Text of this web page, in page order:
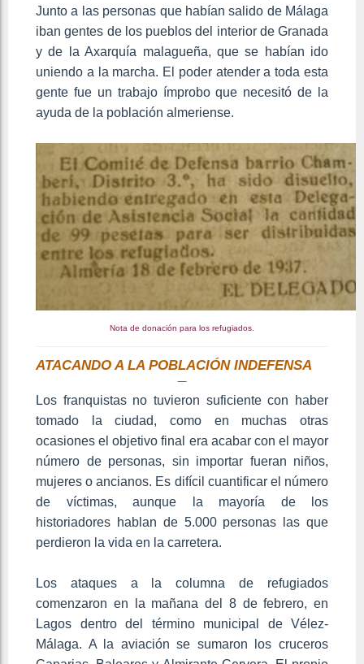
Junto a las personas que habían salido de Málaga
iban gentes de los pueblos del interior de Granada
y de la Axarquía malagueña, que se habían ido
uniendo a la marcha. El poder atender a toda esta
gente fue un trabajo ímprobo que necesitó de la
ayuda de la población almeriense.
Nota de donación para los refugiados.
ATACANDO A LA POBLACIÓN INDEFENSA
Los franquistas no tuvieron suficiente con haber
tomado la ciudad, como en muchas otras
ocasiones el objetivo final era acabar con el mayor
número de personas, sin importar fueran niños,
mujeres o ancianos. Es difícil cuantificar el número
de víctimas, aunque la mayoría de los
historiadores hablan de 5.000 personas las que
perdieron la vida en la carretera.
Los ataques a la columna de refugiados
comenzaron en la mañana del 8 de febrero, en
Lagos dentro del término municipal de Vélez-
Málaga. A la aviación se sumaron los cruceros